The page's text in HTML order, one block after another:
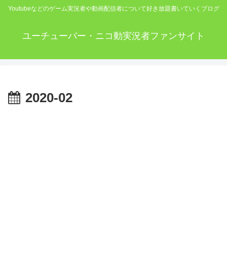
Youtubeなどのゲーム実況者や動画配信者について好き放題書いていくブログ
ユーチューバー・ニコ動実況者ファンサイト
2020-02